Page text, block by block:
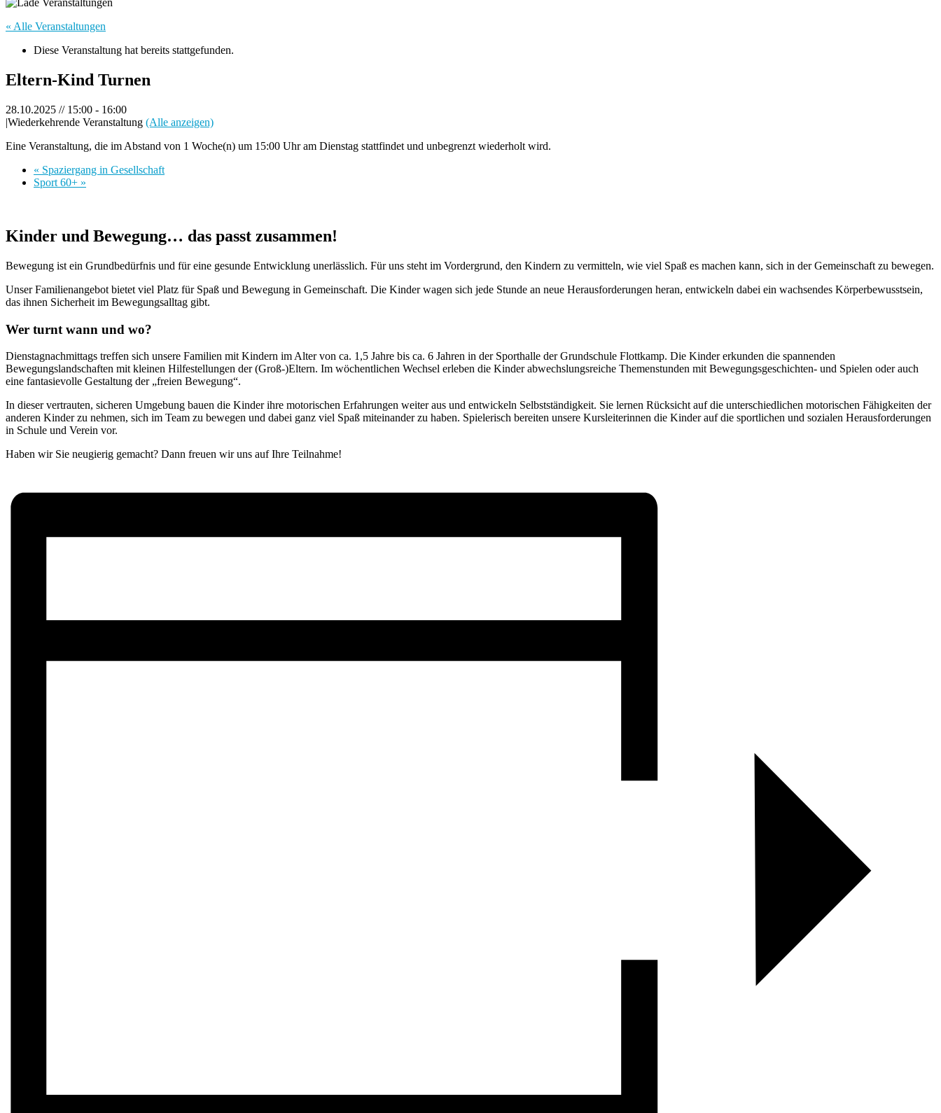
« Alle Veranstaltungen
Diese Veranstaltung hat bereits stattgefunden.
Eltern-Kind Turnen
28.10.2025 // 15:00 - 16:00
|Wiederkehrende Veranstaltung (Alle anzeigen)
Eine Veranstaltung, die im Abstand von 1 Woche(n) um 15:00 Uhr am Dienstag stattfindet und unbegrenzt wiederholt wird.
« Spaziergang in Gesellschaft
Sport 60+ »
Kinder und Bewegung… das passt zusammen!
Bewegung ist ein Grundbedürfnis und für eine gesunde Entwicklung unerlässlich. Für uns steht im Vordergrund, den Kindern zu vermitteln, wie viel Spaß es machen kann, sich in der Gemeinschaft zu bewegen.
Unser Familienangebot bietet viel Platz für Spaß und Bewegung in Gemeinschaft. Die Kinder wagen sich jede Stunde an neue Herausforderungen heran, entwickeln dabei ein wachsendes Körperbewusstsein,
das ihnen Sicherheit im Bewegungsalltag gibt.
Wer turnt wann und wo?
Dienstagnachmittags treffen sich unsere Familien mit Kindern im Alter von ca. 1,5 Jahre bis ca. 6 Jahren in der Sporthalle der Grundschule Flottkamp. Die Kinder erkunden die spannenden
Bewegungslandschaften mit kleinen Hilfestellungen der (Groß-)Eltern. Im wöchentlichen Wechsel erleben die Kinder abwechslungsreiche Themenstunden mit Bewegungsgeschichten- und Spielen oder auch
eine fantasievolle Gestaltung der „freien Bewegung“.
In dieser vertrauten, sicheren Umgebung bauen die Kinder ihre motorischen Erfahrungen weiter aus und entwickeln Selbstständigkeit. Sie lernen Rücksicht auf die unterschiedlichen motorischen Fähigkeiten der
anderen Kinder zu nehmen, sich im Team zu bewegen und dabei ganz viel Spaß miteinander zu haben. Spielerisch bereiten unsere Kursleiterinnen die Kinder auf die sportlichen und sozialen Herausforderungen
in Schule und Verein vor.
Haben wir Sie neugierig gemacht? Dann freuen wir uns auf Ihre Teilnahme!